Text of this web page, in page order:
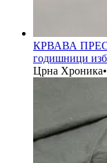
КРВАВА
годишници
Црна Хроника•